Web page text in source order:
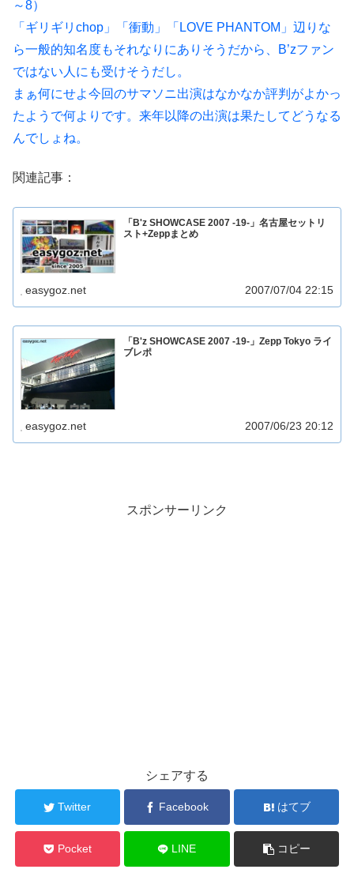
～8）
「ギリギリchop」「衝動」「LOVE PHANTOM」辺りな
ら一般的知名度もそれなりにありそうだから、B’zファン
ではない人にも受けそうだし。
まぁ何にせよ今回のサマソニ出演はなかなか評判がよかっ
たようで何よりです。来年以降の出演は果たしてどうなる
んでしょね。
関連記事：
「B'z SHOWCASE 2007 -19-」名古屋セットリ
スト+Zeppまとめ
easygoz.net 2007/07/04 22:15
「B'z SHOWCASE 2007 -19-」Zepp Tokyo ライ
ブレポ
easygoz.net 2007/06/23 20:12
スポンサーリンク
シェアする
Twitter Facebook はてブ
Pocket LINE コピー